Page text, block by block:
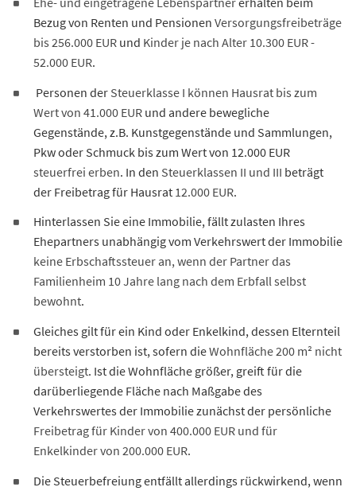
Bezug von Renten und PensionenVersorgungsfreibeträge
bis 256.000 EUR und Kinder je nach Alter 10.300 EUR -
52.000 EUR.
Personen der Steuerklasse I können Hausrat bis zum
Wert von 41.000 EUR und andere bewegliche
Gegenstände, z.B. Kunstgegenstände und Sammlungen,
Pkw oder Schmuck bis zum Wert von 12.000 EUR
steuerfrei erben. In den Steuerklassen II und III beträgt
der Freibetrag für Hausrat 12.000 EUR.
Hinterlassen Sie eine Immobilie, fällt zulasten Ihres
Ehepartners unabhängig vom Verkehrswert der Immobilie
keine Erbschaftssteuer an, wenn der Partner das
Familienheim 10 Jahre lang nach dem Erbfall selbst
bewohnt.
Gleiches gilt für ein Kind oder Enkelkind, dessen Elternteil
bereits verstorben ist, sofern dieWohnfläche 200 m² nicht
übersteigt. Ist die Wohnfläche größer, greift für die
darüberliegende Fläche nach Maßgabe des
Verkehrswertes der Immobilie zunächst der persönliche
Freibetrag für Kinder von 400.000 EUR und für
Enkelkinder von 200.000 EUR.
Die Steuerbefreiung entfällt allerdings rückwirkend, wenn